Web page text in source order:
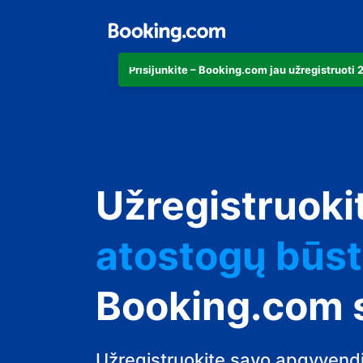
Prisijunkite – Booking.com jau užregistruoti
viešbutį
atostogų
svečių namus
Booking.com